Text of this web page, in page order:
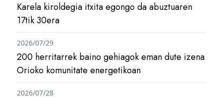
Karela kiroldegia itxita egongo da abuztuaren
17tik 30era
200 herritarrek baino gehiagok eman dute izena
Orioko komunitate energetikoan
2026/07/29
2026/07/28